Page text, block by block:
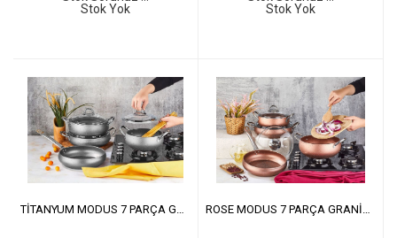
Stok Yok
Stok Yok
TİTANYUM MODUS 7 PARÇA GRANİT SET ROSE MODUS 7 PARÇA GRANİT SET